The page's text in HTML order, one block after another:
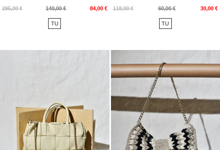
295,00 €
Prix
140,00 € 84,00 €
Prix
TU
118,00 €
Prix
60,00 € 30,00 €
Prix
TU